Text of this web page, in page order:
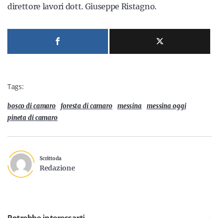
direttore lavori dott. Giuseppe Ristagno.
Tags:
bosco di camaro foresta di camaro messina messina oggi
pineta di camaro
Scritto da
Redazione